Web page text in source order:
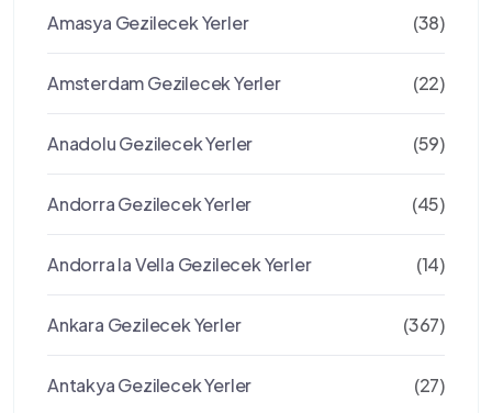
Amasya Gezilecek Yerler (38)
Amsterdam Gezilecek Yerler (22)
Anadolu Gezilecek Yerler (59)
Andorra Gezilecek Yerler (45)
Andorra la Vella Gezilecek Yerler (14)
Ankara Gezilecek Yerler (367)
Antakya Gezilecek Yerler (27)